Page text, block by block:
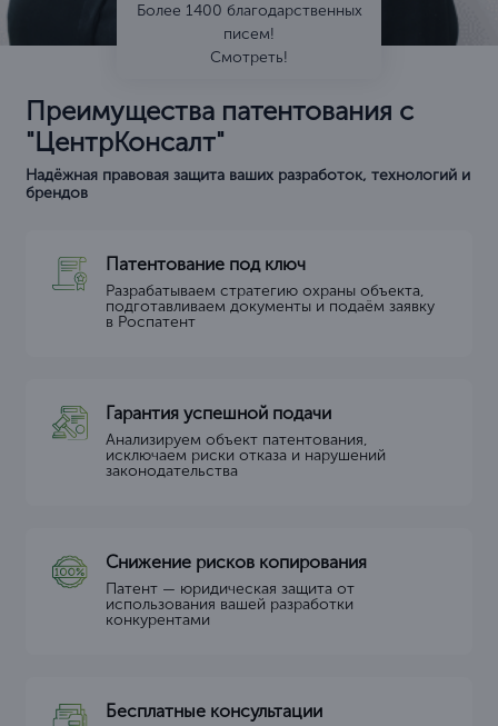
Более 1400 благодарственных
писем!
Смотреть!
Преимущества патентования с
"ЦентрКонсалт"
Надёжная правовая защита ваших разработок, технологий и
брендов
Патентование под ключ
Разрабатываем стратегию охраны объекта,
подготавливаем документы и подаём заявку
в Роспатент
Гарантия успешной подачи
Анализируем объект патентования,
исключаем риски отказа и нарушений
законодательства
Снижение рисков копирования
Патент — юридическая защита от
использования вашей разработки
конкурентами
Бесплатные консультации